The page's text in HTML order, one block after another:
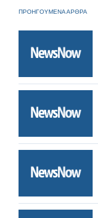
ΠΡΟΗΓΟΥΜΕΝΑ ΑΡΘΡΑ